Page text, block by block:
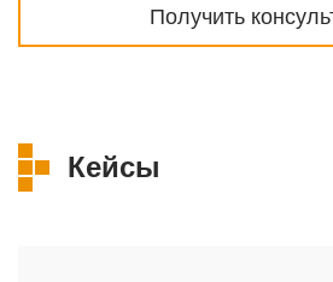
Получить
Кейсы